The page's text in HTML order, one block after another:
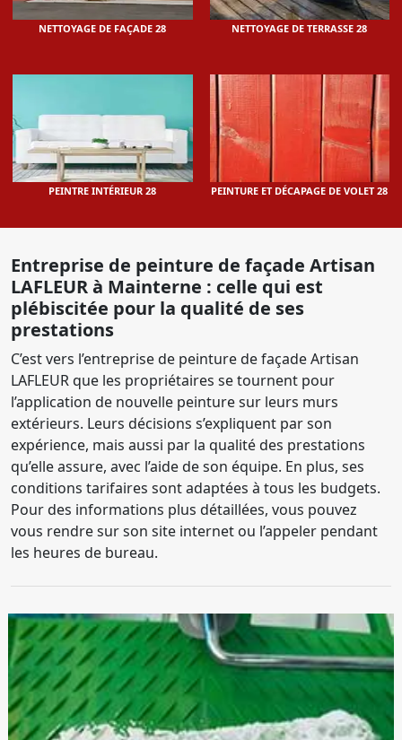
NETTOYAGE DE FAÇADE 28 NETTOYAGE DE TERRASSE 28
PEINTRE INTÉRIEUR 28 PEINTURE ET DÉCAPAGE DE VOLET 28
Entreprise de peinture de façade Artisan
LAFLEUR à Mainterne : celle qui est
plébiscitée pour la qualité de ses
prestations
C’est vers l’entreprise de peinture de façade Artisan
LAFLEUR que les propriétaires se tournent pour
l’application de nouvelle peinture sur leurs murs
extérieurs. Leurs décisions s’expliquent par son
expérience, mais aussi par la qualité des prestations
qu’elle assure, avec l’aide de son équipe. En plus, ses
conditions tarifaires sont adaptées à tous les budgets.
Pour des informations plus détaillées, vous pouvez
vous rendre sur son site internet ou l’appeler pendant
les heures de bureau.